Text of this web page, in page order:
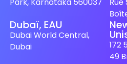
Park, Karnataka 560037
Rue
Dubaï, EAU
Dubai World Central,
Dubai
172
49
Spanish (Spain)